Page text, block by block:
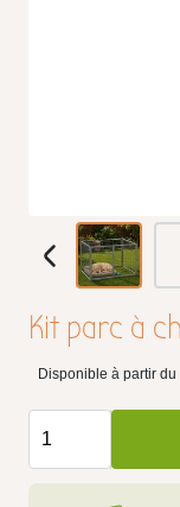
Kit parc à
Disponible à partir